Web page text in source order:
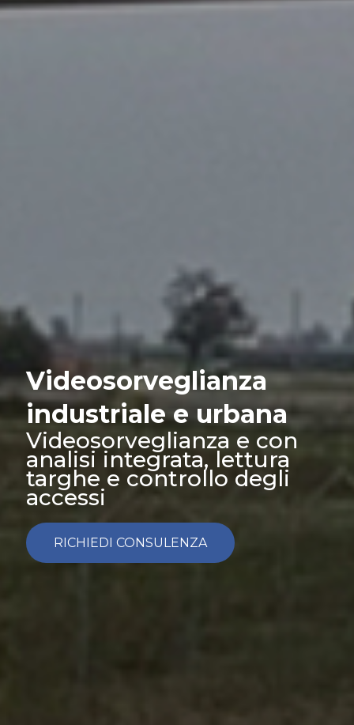
Videosorveglianza
industriale e urbana
Videosorveglianza e con
analisi integrata, lettura
targhe e controllo degli
accessi
RICHIEDI CONSULENZA